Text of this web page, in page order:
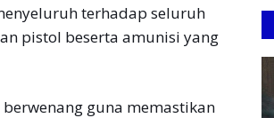
terhadap seluruh
pistol beserta amunisi yang
guna memastikan